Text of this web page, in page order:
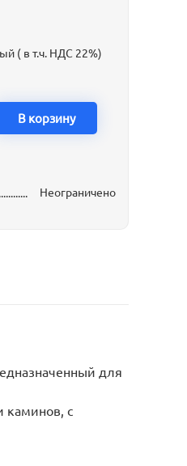
( в т.ч. НДС 22%)
В корзину
Неограничено
для
каминов, с